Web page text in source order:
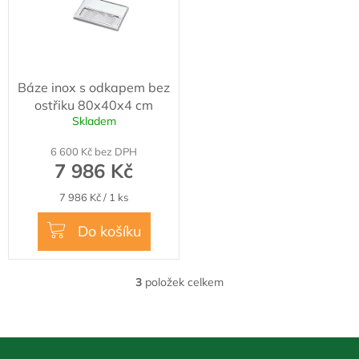
Báze inox s odkapem bez
ostřiku 80x40x4 cm
Skladem
6 600 Kč bez DPH
7 986 Kč
Měrná
cena:
7 986 Kč / 1 ks
Do košíku
O
á
3 položek celkem